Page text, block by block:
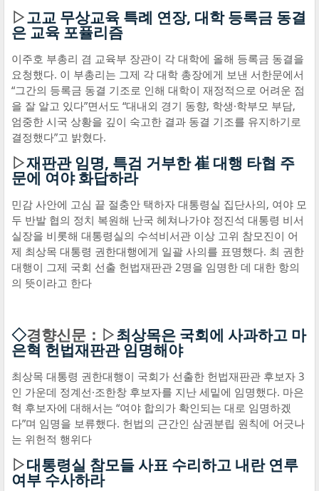
▷고교 무상교육 특례 연장, 대학 등록금 동결
은 교육 포퓰리즘
이주호 부총리 겸 교육부 장관이 각 대학에 올해 등록금 동결을
요청했다. 이 부총리는 그제 각 대학 총장에게 보낸 서한문에서
“그간의 등록금 동결 기조로 인해 대학이 재정적으로 어려운 점
을 잘 알고 있다”면서도 “대내외 경기 동향, 학생·학부모 부담,
엄중한 시국 상황을 깊이 숙고한 결과 동결 기조를 유지하기로
결정했다”고 밝혔다.
▷재판관 임명, 특검 거부한 崔 대행 타협 주
문에 여야 화답하라
민감 사안에 고심 끝 절충안 택하자 대통령실 집단사의, 여야 모
두 반발 협의 정치 복원해 난국 헤쳐나가야 정진석 대통령 비서
실장을 비롯해 대통령실의 수석비서관 이상 고위 참모진이 어
제 최상목 대통령 권한대행에게 일괄 사의를 표명했다. 최 권한
대행이 그제 국회 선출 헌법재판관 2명을 임명한 데 대한 항의
의 뜻이라고 한다
◇경향신문：▷최상목은 국회에 사과하고 마
은혁 헌법재판관 임명해야
최상목 대통령 권한대행이 국회가 선출한 헌법재판관 후보자 3
인 가운데 정계선·조한창 후보자를 지난 세밑에 임명했다. 마은
혁 후보자에 대해서는 “여야 합의가 확인되는 대로 임명하겠
다”며 임명을 보류했다. 헌법의 근간인 삼권분립 원칙에 어긋나
는 위헌적 행위다
▷대통령실 참모들 사표 수리하고 내란 연루
여부 수사하라